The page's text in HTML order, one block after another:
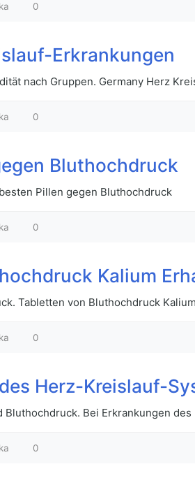
0
Erkrankungen
nach Gruppen. Germany Herz
0
Bluthochdruck
Pillen gegen Bluthochdruck
0
Kalium
Tabletten von Bluthochdruck
0
Herz-Kreislauf-
Bei Erkrankungen
0